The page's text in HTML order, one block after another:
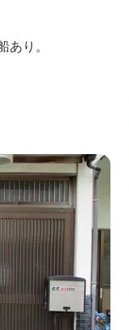
り。